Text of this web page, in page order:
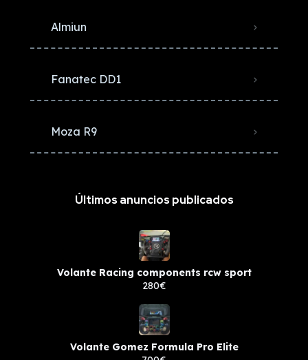
Almiun
Fanatec DD1
Moza R9
Últimos anuncios publicados
Volante Racing components rcw sport
280€
Volante Gomez Formula Pro Elite